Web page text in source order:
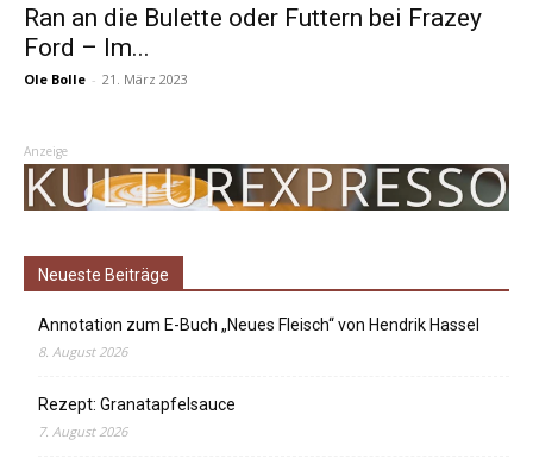
Ran an die Bulette oder Futtern bei Frazey
Ford – Im...
Ole Bolle - 21. März 2023
Anzeige
Neueste Beiträge
Annotation zum E-Buch „Neues Fleisch“ von Hendrik Hassel
8. August 2026
Rezept: Granatapfelsauce
7. August 2026